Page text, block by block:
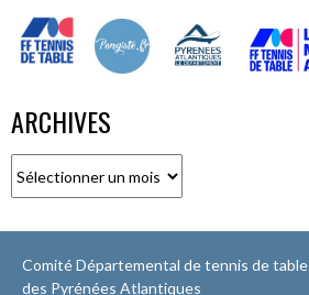
ARCHIVES
Comité Départemental de tennis de table
des Pyrénées Atlantiques